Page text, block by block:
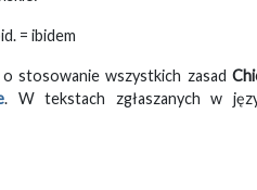
= ibidem
o stosowanie wszystkich zasad
. W tekstach zgłaszanych w